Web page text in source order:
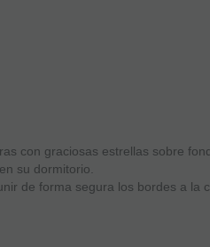
con graciosas estrellas sobre
su dormitorio.
de forma segura los bordes a la